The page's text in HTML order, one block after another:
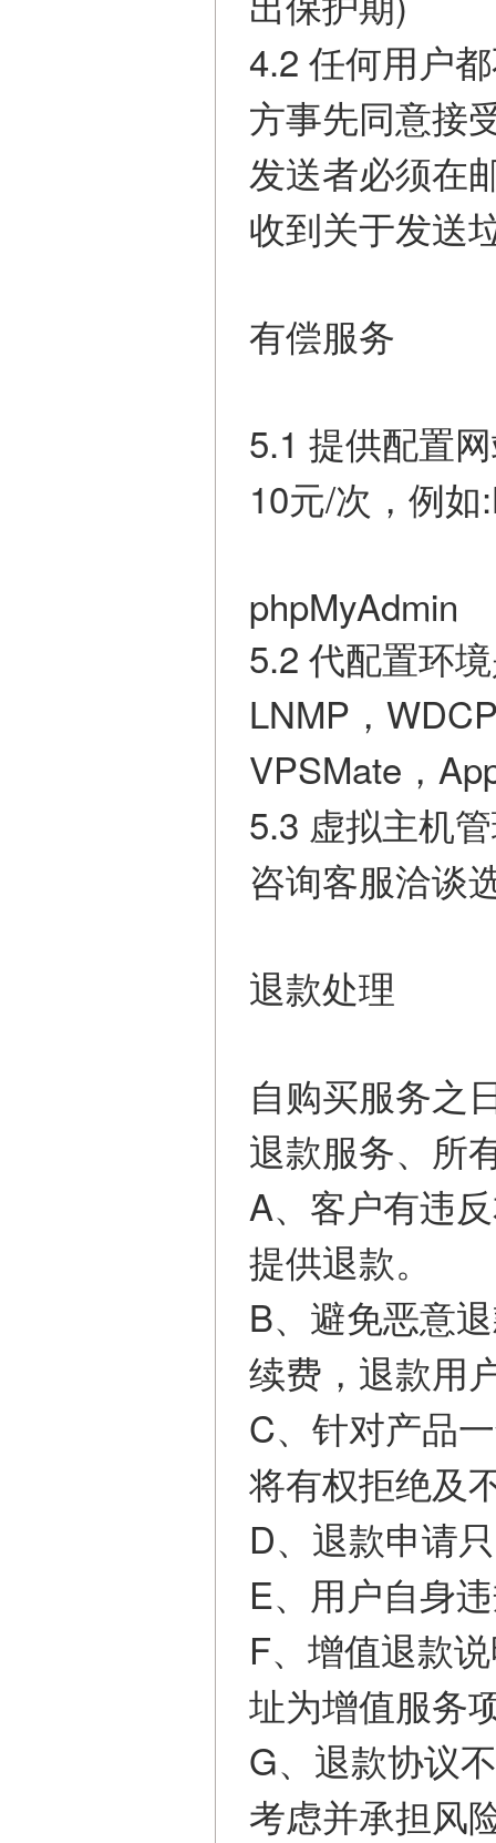
4.2 任何用户
方事先同意接
发送者必须在
收到关于发送
有偿服务
5.1 提供配置
10元/次，例
phpMyAdmin
5.2 代配置环
LNMP，
VPSMate，
5.3 虚拟主机
咨询客服洽谈
退款处理
自购买服务之
退款服务、所
A、客户有违
提供退款。
B、避免恶意
续费，退款用
C、针对产品
将有权拒绝及
D、退款申请
E、用户自身
F、增值退款
址为增值服务
G、退款协议
考虑并承担风